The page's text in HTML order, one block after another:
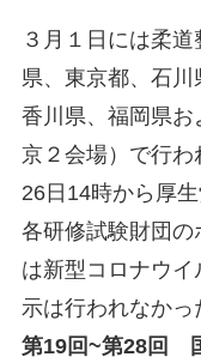
３月１日には柔
県、東京都、石川
香川県、福岡県
京２会場）で行わ
26日14時から厚
各研修試験財団
は新型コロナウ
示は行われなかっ
第19回~第28回